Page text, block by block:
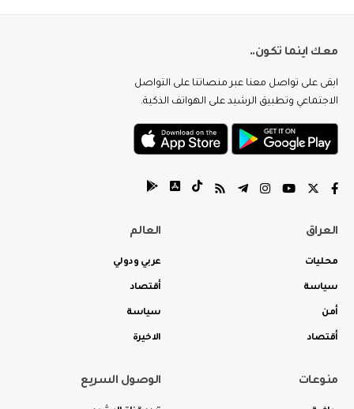
معك اينما تكون..
ابقى على تواصل معنا عبر منصاتنا على التواصل
الاجتماعي وتطبيق الرشيد على الهواتف الذكية.
العراق
محليات
سياسة
أمن
أقتصاد
العالم
عربي ودولي
أقتصاد
سياسة
الاخيرة
منوعات الوصول السريع